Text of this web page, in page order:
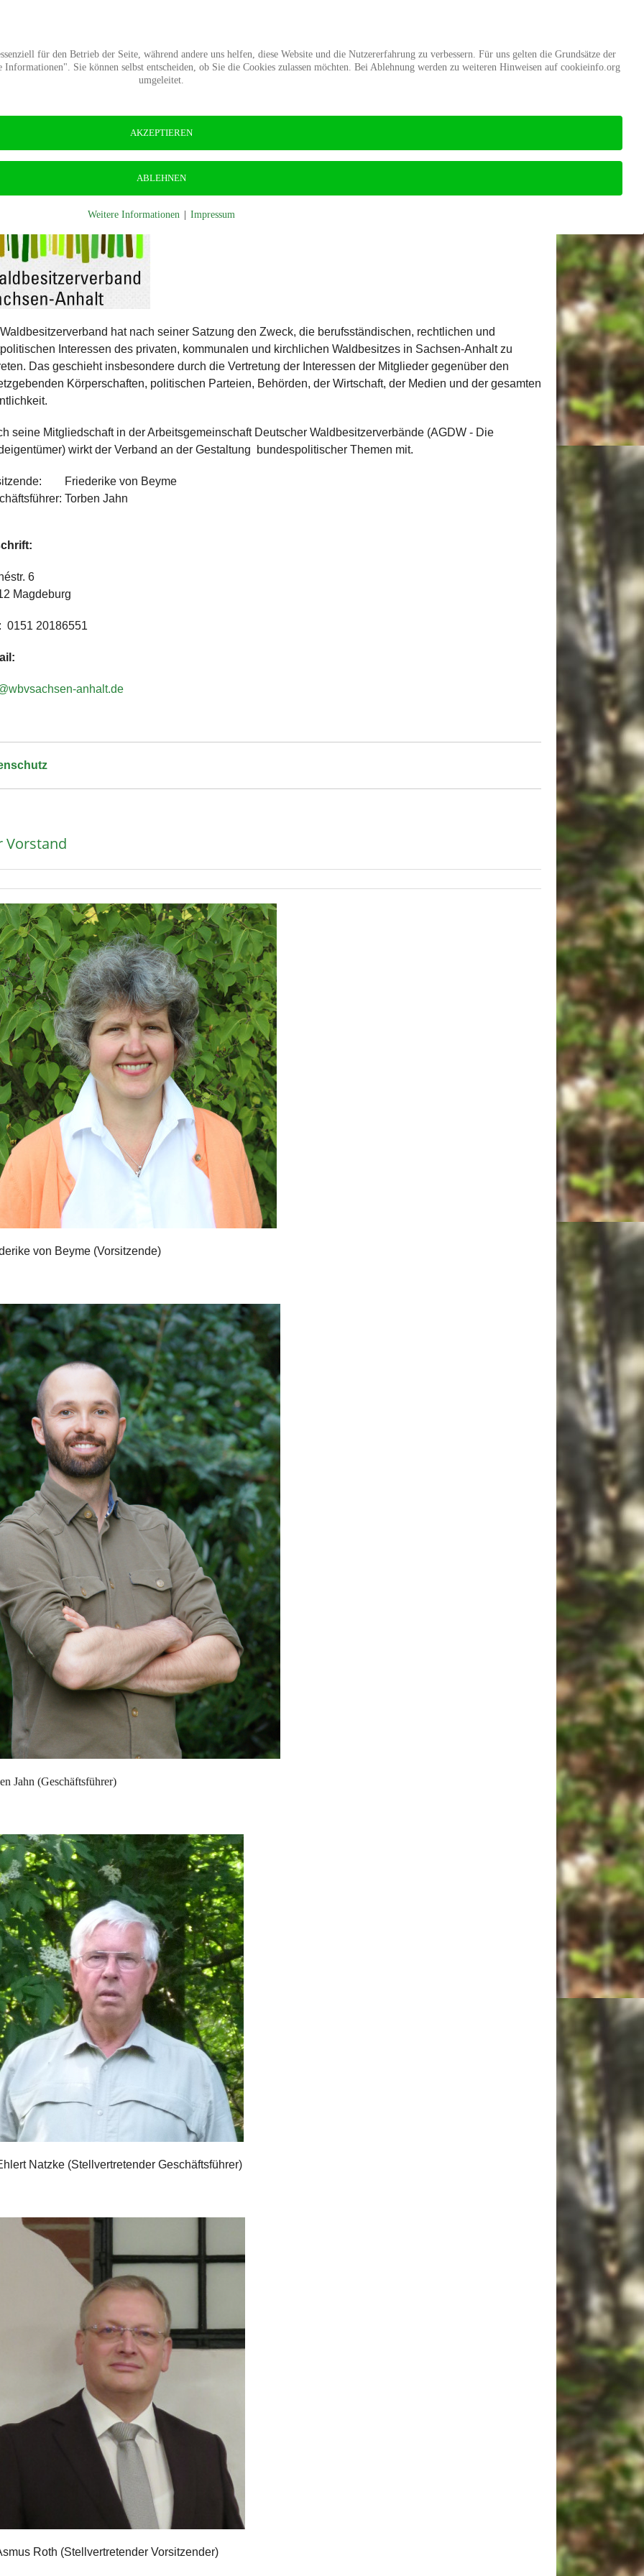
Der Verband
hat nach seiner Satzung den Zweck, die berufsständischen, rechtlichen und
Interessen des privaten, kommunalen und kirchlichen Waldbesitzes in Sachsen-Anhalt zu
Das geschieht insbesondere durch die Vertretung der Interessen der Mitglieder gegenüber den
Körperschaften, politischen Parteien, Behörden, der Wirtschaft, der Medien und der gesamten
seine Mitgliedschaft in der Arbeitsgemeinschaft Deutscher Waldbesitzerverbände (AGDW - Die
wirkt der Verband an der Gestaltung bundespolitischer Themen mit.
Friederike von Beyme
Torben Jahn
6
Magdeburg
0151 20186551
anhalt.de
Vorstand
von Beyme (Vorsitzende)
Jahn (Geschäftsführer)
Natzke (Stellvertretender Geschäftsführer)
Roth (Stellvertretender Vorsitzender)
für den Betrieb der Seite, während andere uns helfen, diese Website und die Nutzererfahrung zu verbessern. Für uns gelten die Grundsätze der
Sie können selbst entscheiden, ob Sie die Cookies zulassen möchten. Bei Ablehnung werden zu weiteren Hinweisen auf cookieinfo.org
umgeleitet.
AKZEPTIEREN
ABLEHNEN
Weitere Informationen Impressum